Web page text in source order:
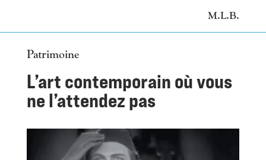
M.L.B.
Patrimoine
L’art contemporain où vous
ne l’attendez pas